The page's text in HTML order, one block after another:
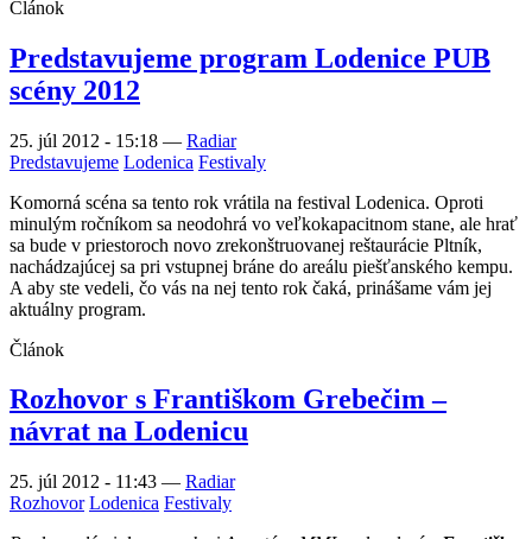
Článok
Predstavujeme program Lodenice PUB
scény 2012
25. júl 2012 - 15:18 — Radiar
Predstavujeme Lodenica Festivaly
Komorná scéna sa tento rok vrátila na festival Lodenica. Oproti
minulým ročníkom sa neodohrá vo veľkokapacitnom stane, ale hrať
sa bude v priestoroch novo zrekonštruovanej reštaurácie Pltník,
nachádzajúcej sa pri vstupnej bráne do areálu piešťanského kempu.
A aby ste vedeli, čo vás na nej tento rok čaká, prinášame vám jej
aktuálny program.
Článok
Rozhovor s Františkom Grebečim –
návrat na Lodenicu
25. júl 2012 - 11:43 — Radiar
Rozhovor Lodenica Festivaly